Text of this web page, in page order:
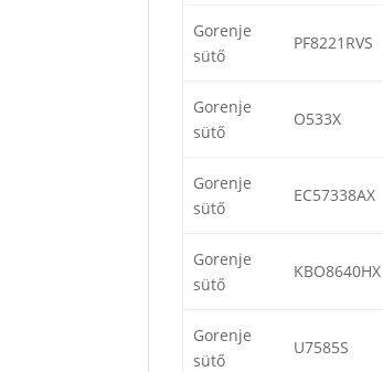
Gorenje
sütő
PF8221RVS
Gorenje
sütő
O533X
Gorenje
sütő
EC57338AX
Gorenje
sütő
KBO8640HX
Gorenje
sütő
U7585S